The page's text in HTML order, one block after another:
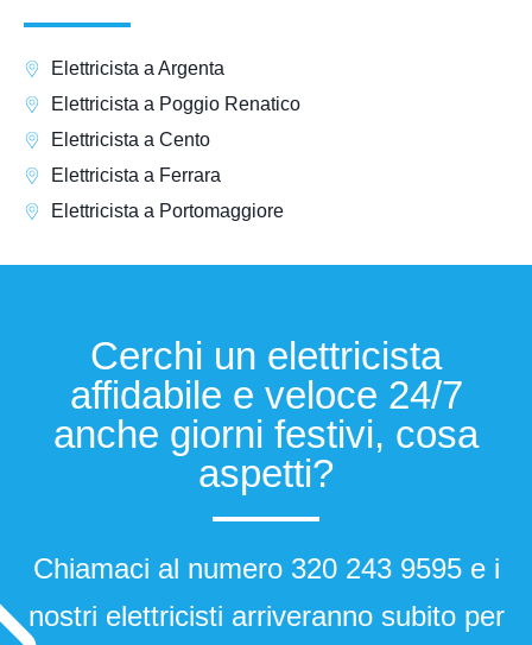
Elettricista a Argenta
Elettricista a Poggio Renatico
Elettricista a Cento
Elettricista a Ferrara
Elettricista a Portomaggiore
Cerchi un elettricista
affidabile e veloce 24/7
anche giorni festivi, cosa
aspetti?​
Chiamaci al numero 320 243 9595 e i
nostri elettricisti arriveranno subito per